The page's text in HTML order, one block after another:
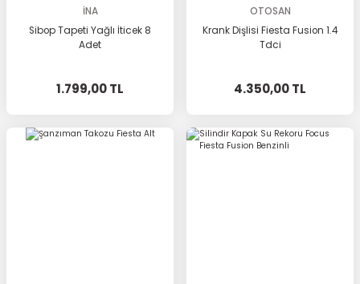
İNA
Sibop Tapeti Yağlı İticek 8
Adet
1.799,00 TL
OTOSAN
Krank Dişlisi Fiesta Fusion 1.4
Tdci
4.350,00 TL